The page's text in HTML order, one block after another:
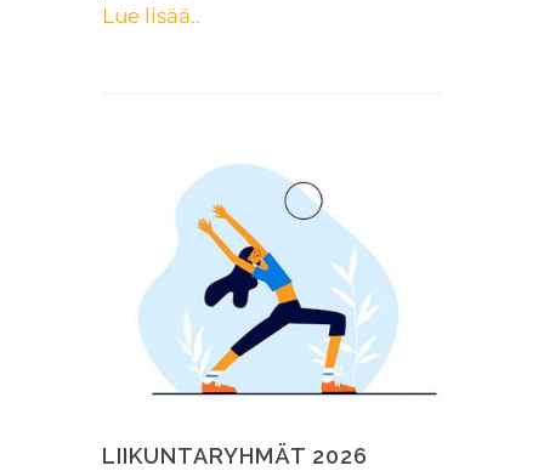
Lue lisää..
LIIKUNTARYHMÄT 2026